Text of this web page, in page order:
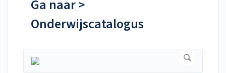
Ga naar >
Onderwijscatalogus